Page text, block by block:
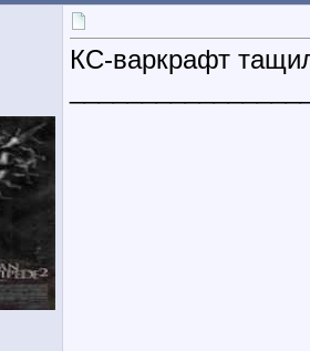
КС-варкрафт